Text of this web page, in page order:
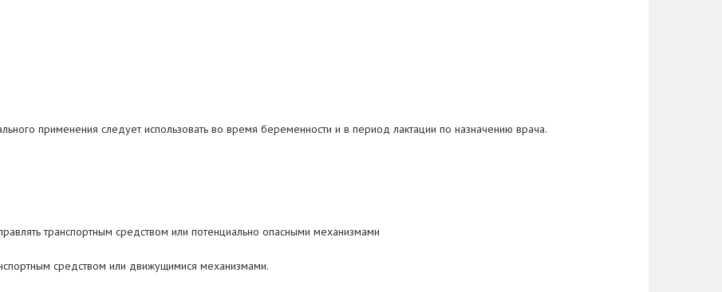
применения следует использовать во время беременности и в период лактации по назначению врача.
транспортным средством или потенциально опасными механизмами
средством или движущимися механизмами.